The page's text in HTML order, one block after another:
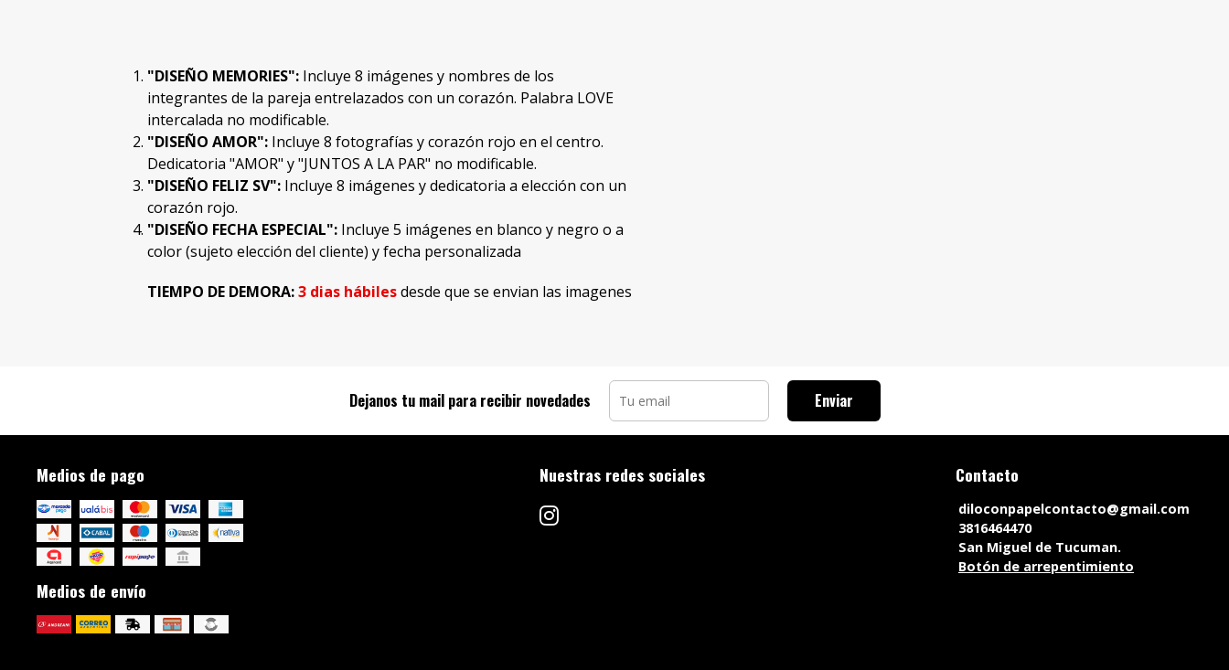
"DISEÑO MEMORIES": Incluye 8 imágenes y nombres de los
integrantes de la pareja entrelazados con un corazón. Palabra LOVE
intercalada no modificable.
"DISEÑO AMOR": Incluye 8 fotografías y corazón rojo en el centro.
Dedicatoria "AMOR" y "JUNTOS A LA PAR" no modificable.
"DISEÑO FELIZ SV": Incluye 8 imágenes y dedicatoria a elección con un
corazón rojo.
"DISEÑO FECHA ESPECIAL": Incluye 5 imágenes en blanco y negro o a
color (sujeto elección del cliente) y fecha personalizada
TIEMPO DE DEMORA:3 dias hábilesdesde que se envian las imagenes
Dejanos tu mail para recibir novedades Enviar
Medios de pago
Medios de envío
Nuestras redes sociales Contacto
diloconpapelcontacto@gmail.com
3816464470
San Miguel de Tucuman.
Botón de arrepentimiento